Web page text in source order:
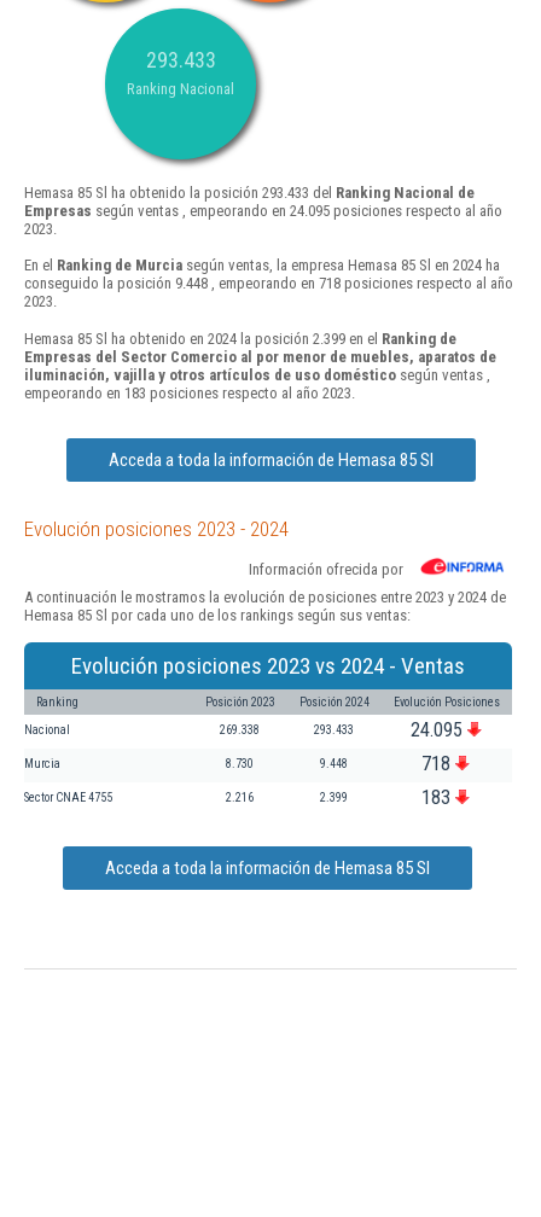
293.433
Ranking Nacional
Hemasa 85 Sl ha obtenido la posición 293.433 del Ranking Nacional de
Empresas según ventas , empeorando en 24.095 posiciones respecto al año
2023.
En el Ranking de Murcia según ventas, la empresa Hemasa 85 Sl en 2024 ha
conseguido la posición 9.448 , empeorando en 718 posiciones respecto al año
2023.
Hemasa 85 Sl ha obtenido en 2024 la posición 2.399 en el Ranking de
Empresas del Sector Comercio al por menor de muebles, aparatos de
iluminación, vajilla y otros artículos de uso doméstico según ventas ,
empeorando en 183 posiciones respecto al año 2023.
Acceda a toda la información de Hemasa 85 Sl
Evolución posiciones 2023 - 2024
Información ofrecida por
A continuación le mostramos la evolución de posiciones entre 2023 y 2024 de
Hemasa 85 Sl por cada uno de los rankings según sus ventas:
Evolución posiciones 2023 vs 2024 - Ventas
Ranking Posición 2023 Posición 2024 Evolución Posiciones
Nacional 269.338 293.433 24.095
Murcia 8.730 9.448 718
Sector CNAE 4755 2.216 2.399 183
Acceda a toda la información de Hemasa 85 Sl